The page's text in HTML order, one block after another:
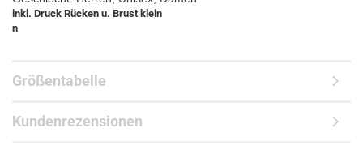
inkl. Druck Rücken u. Brust klein
n
Größentabelle
Kundenrezensionen